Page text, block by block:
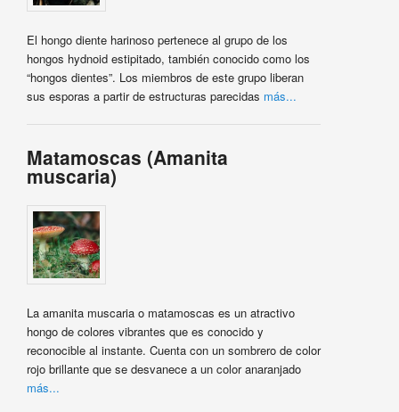
El hongo diente harinoso pertenece al grupo de los
hongos hydnoid estipitado, también conocido como los
“hongos dientes”. Los miembros de este grupo liberan
sus esporas a partir de estructuras parecidas más...
Matamoscas (Amanita
muscaria)
La amanita muscaria o matamoscas es un atractivo
hongo de colores vibrantes que es conocido y
reconocible al instante. Cuenta con un sombrero de color
rojo brillante que se desvanece a un color anaranjado
más...